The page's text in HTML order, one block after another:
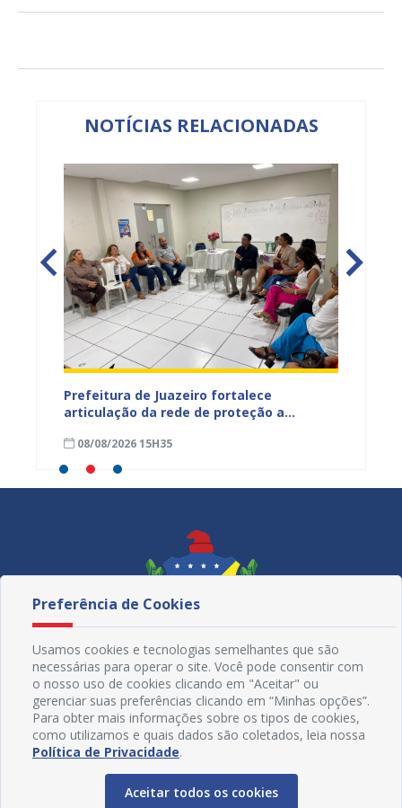
NOTÍCIAS RELACIONADAS
Prefeitura de Juazeiro fortalece
articulação da rede de proteção a
análoga à escravidão
08/08/2026 15H35
Redes Sociais
Preferência de Cookies
Usamos cookies e tecnologias semelhantes que são
necessárias para operar o site. Você pode consentir com
o nosso uso de cookies clicando em "Aceitar" ou
gerenciar suas preferências clicando em “Minhas opções”.
Para obter mais informações sobre os tipos de cookies,
como utilizamos e quais dados são coletados, leia nossa
Política de Privacidade.
Aceitar todos os cookies